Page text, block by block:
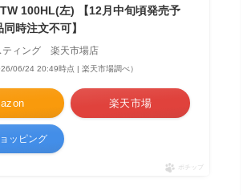
100HL(左) 【12月中旬頃発売予
時注文不可】
ティング 楽天市場店
06/24 20:49時点 | 楽天市場調べ）
楽天市場
ッピング
ポチップ